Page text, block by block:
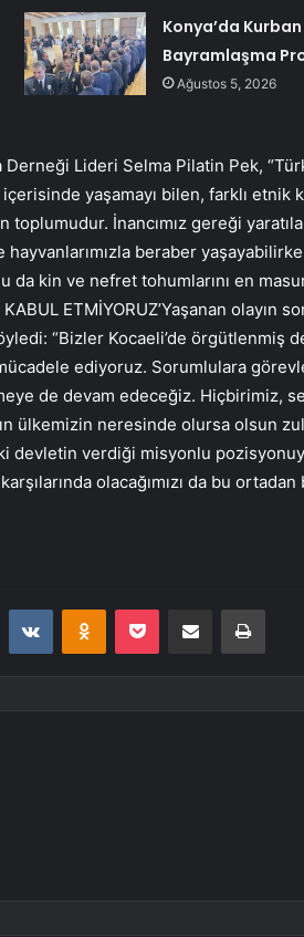
Konya’da
Bayramlaşma
Ağustos 5, 2026
Lideri Selma Pilatin Pek,
yaşamayı bilen, farklı etnik
toplumudur. İnancımız gereği
beraber
da kin ve nefret tohumlarını en
ETMİYORUZ’Yaşanan olayın
“Bizler Kocaeli’de örgütlenmiş
ediyoruz. Sorumlulara
de devam edeceğiz. Hiçbirimiz,
ülkemizin neresinde olursa olsun
devletin verdiği misyonlu
olacağımızı da bu
Reddit VKontakteOdnoklassniki
Pocket E-Posta ile paylaş Yazdır